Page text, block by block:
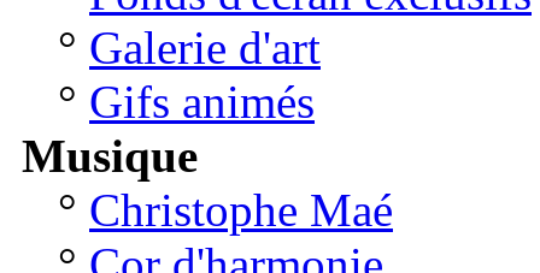
° Galerie d'art
° Gifs animés
Musique
° Christophe Maé